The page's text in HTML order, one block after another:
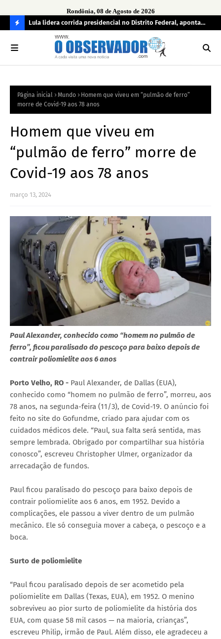
Rondônia, 08 de Agosto de 2026
O
R
Lula lidera corrida presidencial no Distrito Federal, aponta
pesquisa; Flávio Bolsonaro aparece em segundo
Página inicial Mundo
Homem que viveu em “pulmão de ferro”
morre de Covid-19 aos 78 anos
Homem que viveu em
“pulmão de ferro” morre de
Covid-19 aos 78 anos
março 13, 2024
Paul Alexander, conhecido como “homem no pulmão de
ferro”, ficou paralisado do pescoço para baixo depois de
contrair poliomielite aos 6 anos
Porto Velho, RO - Paul Alexander, de Dallas (EUA),
conhecido como “homem no pulmão de ferro”, morreu, aos
78 anos, na segunda-feira (11/3), de Covid-19. O anúncio foi
feito no site do Gofundme, criado para ajudar com os
cuidados médicos dele. “Paul, sua falta será sentida, mas
sempre lembrada. Obrigado por compartilhar sua história
conosco”, escreveu Christopher Ulmer, organizador da
arrecadação de fundos.
Paul ficou paralisado do pescoço para baixo depois de
contrair poliomielite aos 6 anos, em 1952. Devido a
complicações, ele passou a viver dentro de um pulmão
mecânico. Ele só conseguia mover a cabeça, o pescoço e a
boca.
Surto de poliomielite
“Paul ficou paralisado depois de ser acometido pela
poliomielite em Dallas (Texas, EUA), em 1952. O menino
sobreviveu ao pior surto de poliomielite da história dos
EUA, com quase 58 mil casos — na maioria, crianças”,
escreveu Philip, irmão de Paul. Além disso, ele agradeceu a